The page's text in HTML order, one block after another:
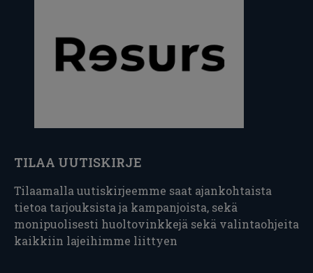
TILAA UUTISKIRJE
Tilaamalla uutiskirjeemme saat ajankohtaista
tietoa tarjouksista ja kampanjoista, sekä
monipuolisesti huoltovinkkejä sekä valintaohjeita
kaikkiin lajeihimme liittyen